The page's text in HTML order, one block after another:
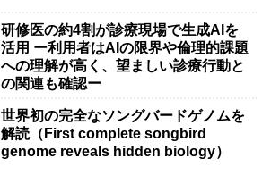
研修医の約4割が診療現場で生成AIを
活用 ー利用者はAIの限界や倫理的課題
への理解が高く、望ましい診療行動と
の関連も確認ー
世界初の完全なソングバードゲノムを
解読（First complete songbird
genome reveals hidden biology）